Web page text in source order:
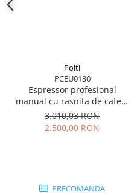
Polti
PCEU0130
Espressor profesional
manual cu rasnita de cafea,
Polti Coffea G50S, 2,8l,
1550W,15 bar, pentru
3.010,03 RON
2.500,00 RON
PRECOMANDA